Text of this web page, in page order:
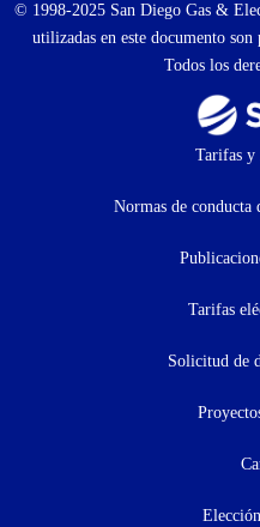
© 1998-2025 San Diego Gas &
utilizadas en este documento son
Todos los
secundario)
Tarifas y
Normas de
Tarifas
Solicitud de